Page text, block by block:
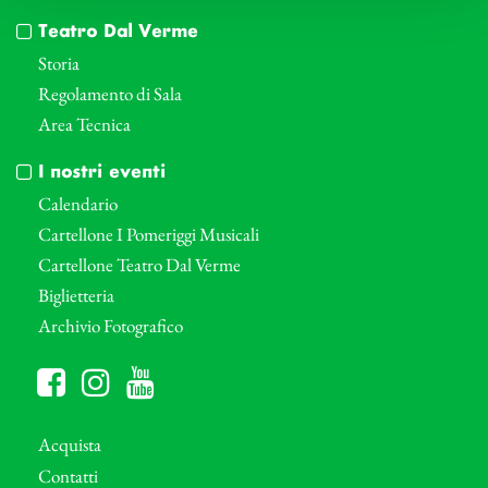
Teatro Dal Verme
Storia
Regolamento di Sala
Area Tecnica
I nostri eventi
Calendario
Cartellone I Pomeriggi Musicali
Cartellone Teatro Dal Verme
Biglietteria
Archivio Fotografico
Acquista
Contatti